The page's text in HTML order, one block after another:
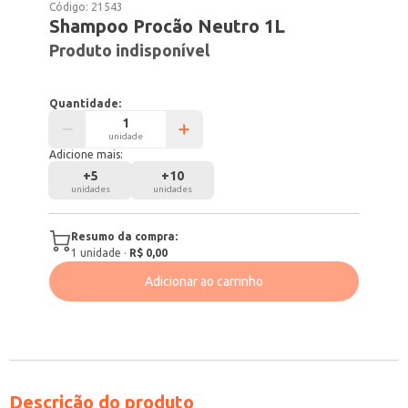
Código: 21543
Shampoo Procão Neutro 1L
Produto indisponível
Quantidade:
unidade
Adicione mais:
+5
unidades
+10
unidades
Resumo da compra:
1 unidade · R$ 0,00
Adicionar ao carrinho
Descrição do produto